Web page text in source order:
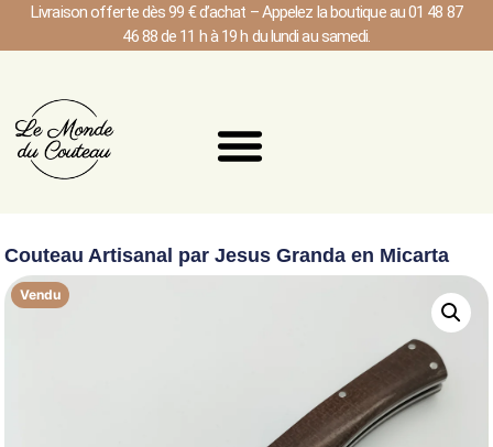
Livraison offerte dès 99 € d’achat – Appelez la boutique au 01 48 87
46 88 de 11 h à 19 h du lundi au samedi.
Couteau Artisanal par Jesus Granda en Micarta
Vendu